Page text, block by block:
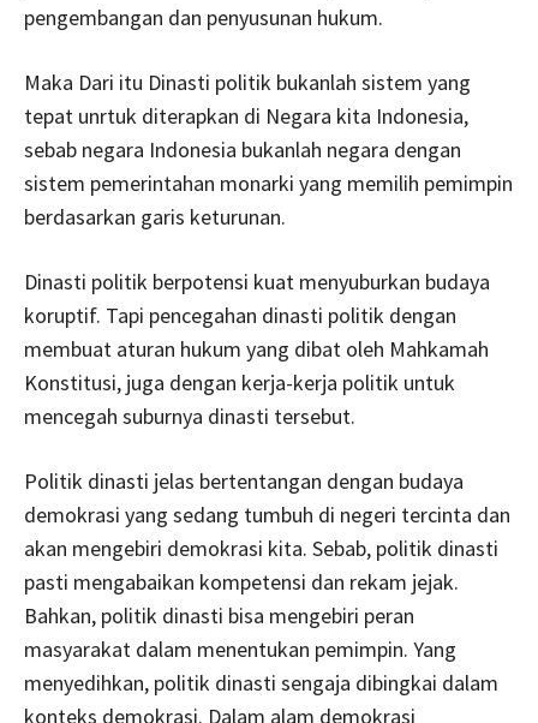
pengembangan dan penyusunan hukum.
Maka Dari itu Dinasti politik bukanlah sistem yang
tepat unrtuk diterapkan di Negara kita Indonesia,
sebab negara Indonesia bukanlah negara dengan
sistem pemerintahan monarki yang memilih pemimpin
berdasarkan garis keturunan.
Dinasti politik berpotensi kuat menyuburkan budaya
koruptif. Tapi pencegahan dinasti politik dengan
membuat aturan hukum yang dibat oleh Mahkamah
Konstitusi, juga dengan kerja-kerja politik untuk
mencegah suburnya dinasti tersebut.
Politik dinasti jelas bertentangan dengan budaya
demokrasi yang sedang tumbuh di negeri tercinta dan
akan mengebiri demokrasi kita. Sebab, politik dinasti
pasti mengabaikan kompetensi dan rekam jejak.
Bahkan, politik dinasti bisa mengebiri peran
masyarakat dalam menentukan pemimpin. Yang
menyedihkan, politik dinasti sengaja dibingkai dalam
konteks demokrasi. Dalam alam demokrasi